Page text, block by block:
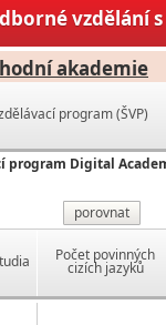
vzdělání
akademie
program (ŠVP)
program Digital
porovnat
Počet povinných
cizích jazyků